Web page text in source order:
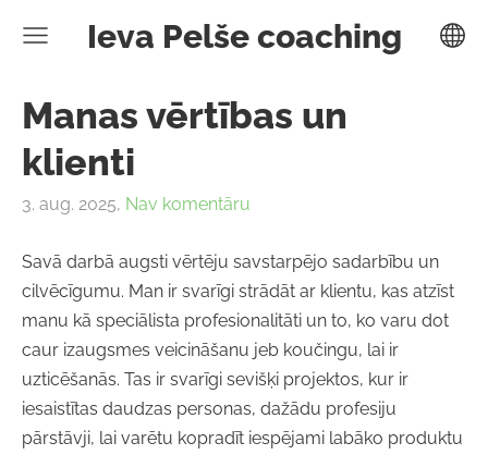
Ieva Pelše coaching
Manas vērtības un
klienti
3. aug. 2025, Nav komentāru
Savā darbā augsti vērtēju savstarpējo sadarbību un
cilvēcīgumu. Man ir svarīgi strādāt ar klientu, kas atzīst
manu kā speciālista profesionalitāti un to, ko varu dot
caur izaugsmes veicināšanu jeb koučingu, lai ir
uzticēšanās. Tas ir svarīgi sevišķi projektos, kur ir
iesaistītas daudzas personas, dažādu profesiju
pārstāvji, lai varētu kopradīt iespējami labāko produktu